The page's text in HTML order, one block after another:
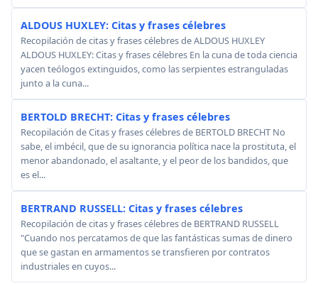
ALDOUS HUXLEY: Citas y frases célebres
Recopilación de citas y frases célebres de ALDOUS HUXLEY
ALDOUS HUXLEY: Citas y frases célebres En la cuna de toda ciencia
yacen teólogos extinguidos, como las serpientes estranguladas
junto a la cuna...
BERTOLD BRECHT: Citas y frases célebres
Recopilación de Citas y frases célebres de BERTOLD BRECHT No
sabe, el imbécil, que de su ignorancia política nace la prostituta, el
menor abandonado, el asaltante, y el peor de los bandidos, que
es el...
BERTRAND RUSSELL: Citas y frases célebres
Recopilación de citas y frases célebres de BERTRAND RUSSELL
"Cuando nos percatamos de que las fantásticas sumas de dinero
que se gastan en armamentos se transfieren por contratos
industriales en cuyos...